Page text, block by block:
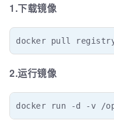
1.下载镜像
docker pull
2.运行镜像
docker run -d -v /